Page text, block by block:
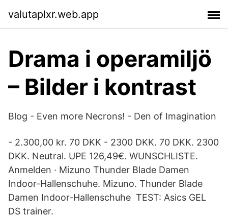
valutaplxr.web.app
Drama i operamiljö
– Bilder i kontrast
Blog - Even more Necrons! - Den of Imagination
- 2.300,00 kr. 70 DKK - 2300 DKK. 70 DKK. 2300
DKK. Neutral. UPE 126,49€. WUNSCHLISTE.
Anmelden · Mizuno Thunder Blade Damen
Indoor-Hallenschuhe. Mizuno. Thunder Blade
Damen Indoor-Hallenschuhe TEST: Asics GEL
DS trainer.